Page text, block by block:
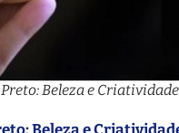
Beleza e Criatividade